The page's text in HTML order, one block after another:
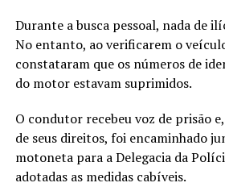
Durante a busca pessoal, nada de
No entanto, ao verificarem o
constataram que os números de
do motor estavam suprimidos.
O condutor recebeu voz de prisão
de seus direitos, foi encaminhado
motoneta para a Delegacia da
adotadas as medidas cabíveis.